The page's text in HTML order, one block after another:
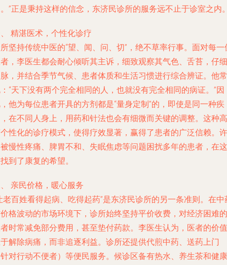
”正是秉持这样的信念，东济民诊所的服务远不止于诊室之内
精湛医术，个性化诊疗
坚持传统中医的“望、闻、问、切”，绝不草率行事。面对每一
，李医生都会耐心倾听其主诉，细致观察其气色、舌苔，仔细
，并结合季节气候、患者体质和生活习惯进行综合辨证。他常
“天下没有两个完全相同的人，也就没有完全相同的病证。”因
他为每位患者开具的方剂都是“量身定制”的，即使是同一种疾
在不同人身上，用药和针法也会有细微而关键的调整。这种高
性化的诊疗模式，使得疗效显著，赢得了患者的广泛信赖。许
慢性疼痛、脾胃不和、失眠焦虑等问题困扰多年的患者，在这
到了康复的希望。
亲民价格，暖心服务
老百姓看得起病、吃得起药”是东济民诊所的另一条准则。在中
格波动的市场环境下，诊所始终坚持平价收费，对经济困难的
时常减免部分费用，甚至垫付药款。李医生认为，医者的价值
解除病痛，而非追逐利益。诊所还提供代煎中药、送药上门
对行动不便者）等便民服务。候诊区备有热水、养生茶和健康